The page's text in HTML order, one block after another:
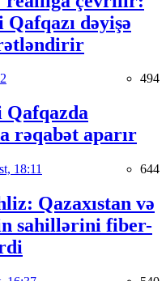
dəyişə
494
Qafqazda
rəqabət aparır
18:11 644
Qazaxıstan və
sahillərini fiber-